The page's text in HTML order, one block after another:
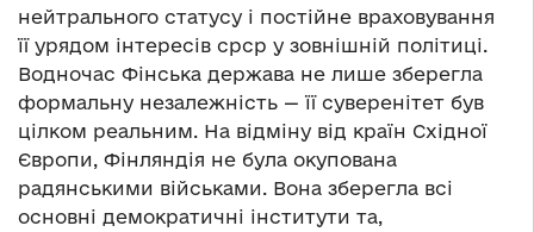
нейтрального статусу і постійне враховування
її урядом інтересів срср у зовнішній політиці.
Водночас Фінська держава не лише зберегла
формальну незалежність — її суверенітет був
цілком реальним. На відміну від країн Східної
Європи, Фінляндія не була окупована
радянськими військами. Вона зберегла всі
основні демократичні інститути та,